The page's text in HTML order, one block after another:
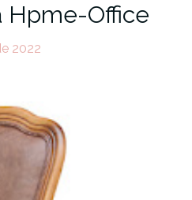
Hpme-Office
2022